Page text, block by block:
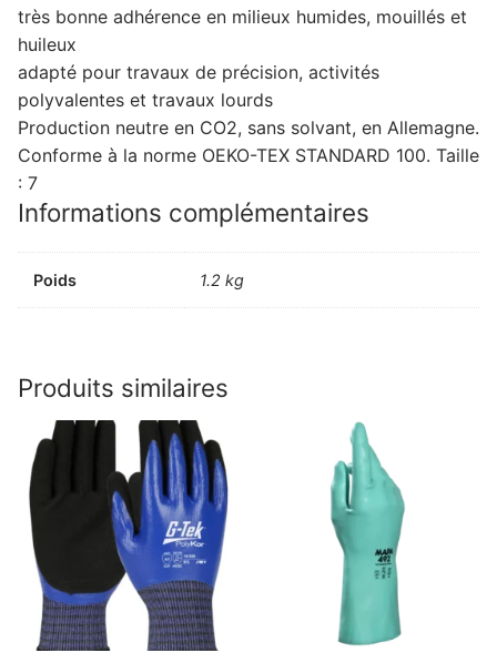
très bonne adhérence en milieux humides, mouillés et
huileux
adapté pour travaux de précision, activités
polyvalentes et travaux lourds
Production neutre en CO2, sans solvant, en Allemagne.
Conforme à la norme OEKO-TEX STANDARD 100. Taille
: 7
Informations complémentaires
Poids 1.2 kg
Produits similaires